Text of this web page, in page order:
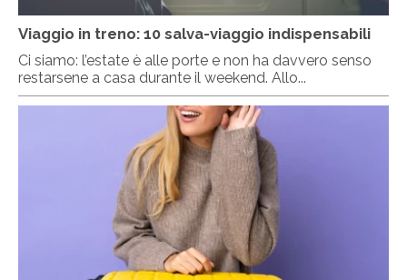
Viaggio in treno: 10 salva-viaggio indispensabili
Ci siamo: l’estate è alle porte e non ha davvero senso
restarsene a casa durante il weekend. Allo...